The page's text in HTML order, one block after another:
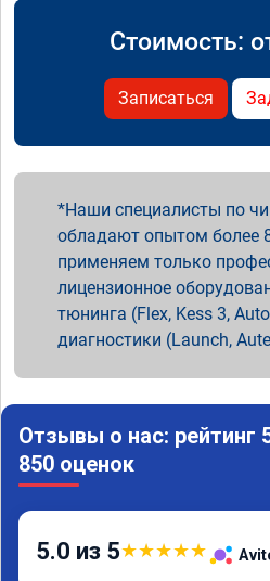
Стоимость:
Записаться
Наши специалисты по
обладают опытом более
применяем только
лицензионное
тюнинга (Flex, Kess 3,
диагностики (Launch,
Отзывы о нас: рейтинг
850 оценок
5.0 из 5★★★★★